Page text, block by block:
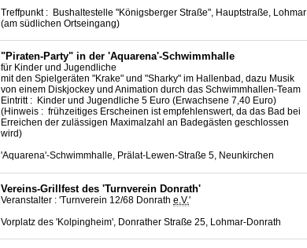
Treffpunkt : Bushaltestelle "Königsberger Straße", Hauptstraße, Lohmar
(am südlichen Ortseingang)
"Piraten-Party" in der 'Aquarena'-Schwimmhalle
für Kinder und Jugendliche
mit den Spielgeräten "Krake" und "Sharky" im Hallenbad, dazu Musik
von einem Diskjockey und Animation durch das Schwimmhallen-Team
Eintritt : Kinder und Jugendliche 5 Euro (Erwachsene 7,40 Euro)
(Hinweis : frühzeitiges Erscheinen ist empfehlenswert, da das Bad bei
Erreichen der zulässigen Maximalzahl an Badegästen geschlossen
wird)
'Aquarena'-Schwimmhalle, Prälat-Lewen-Straße 5, Neunkirchen
Vereins-Grillfest des 'Turnverein Donrath'
Veranstalter : 'Turnverein 12/68 Donrath e.V.'
Vorplatz des 'Kolpingheim', Donrather Straße 25, Lohmar-Donrath